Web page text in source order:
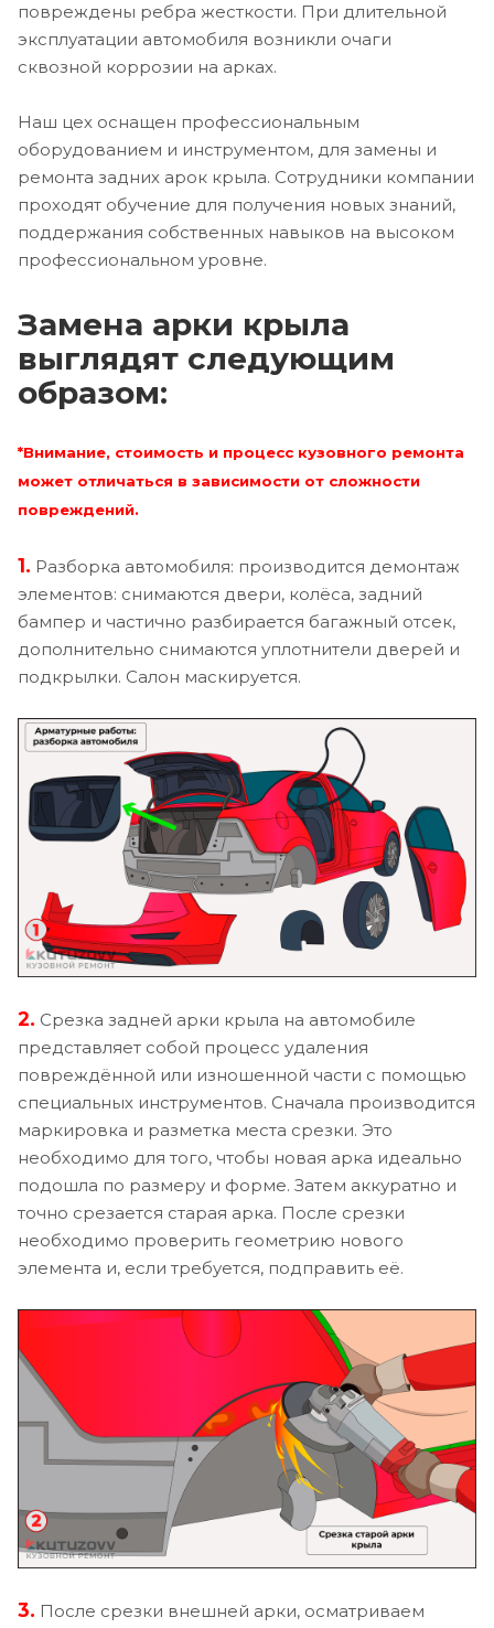
повреждены ребра жесткости. При длительной
эксплуатации автомобиля возникли очаги
сквозной коррозии на арках.
Наш цех оснащен профессиональным
оборудованием и инструментом, для замены и
ремонта задних арок крыла. Сотрудники компании
проходят обучение для получения новых знаний,
поддержания собственных навыков на высоком
профессиональном уровне.
Замена арки крыла
выглядят следующим
образом:
*Внимание, стоимость и процесс кузовного ремонта
может отличаться в зависимости от сложности
повреждений.
1. Разборка автомобиля: производится демонтаж
элементов: снимаются двери, колёса, задний
бампер и частично разбирается багажный отсек,
дополнительно снимаются уплотнители дверей и
подкрылки. Салон маскируется.
2. Срезка задней арки крыла на автомобиле
представляет собой процесс удаления
повреждённой или изношенной части с помощью
специальных инструментов. Сначала производится
маркировка и разметка места срезки. Это
необходимо для того, чтобы новая арка идеально
подошла по размеру и форме. Затем аккуратно и
точно срезается старая арка. После срезки
необходимо проверить геометрию нового
элемента и, если требуется, подправить её.
3. После срезки внешней арки, осматриваем